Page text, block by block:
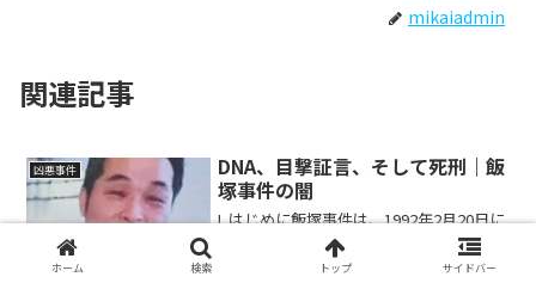
mikaiadmin
関連記事
凶悪事件
DNA、目撃証言、そして死刑｜飯
塚事件の闇
I. はじめに飯塚事件は、1992年2月20日に
福岡県飯塚市で発生した、小学1年生の女
児2名が登校途中に誘拐され、殺害された
痛ましい事件である。事件の翌日には遺
ホーム 検索 トップ サイドバー